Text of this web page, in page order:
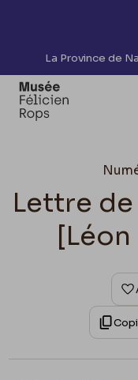
Accèder
La Province de
Lettre